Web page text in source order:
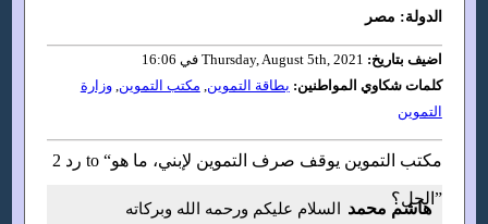
الدولة: مصر
اضيف بتاريخ:
كلمات شكاوي المواطنين: بطاقة التموين, مكتب التموين,وزارة
التموين
2 رد to “مكتب التموين يوقف صرف التموين لإبني، ما هو
الحل؟”
هاشم محمد
السلام عليكم ورحمه الله وبركاته